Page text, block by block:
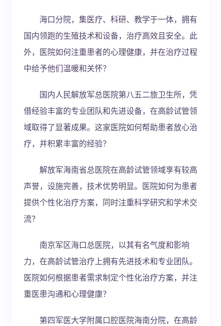
海口分院，集医疗、科研、教学于一体，拥有
国内领跑的生殖技术和设备，治疗高效且安全。此
外，医院如何注重患者的心理健康，并在治疗过程
中给予他们温暖和关怀？
国内人民解放军总医院第八五二旅卫生所，凭
借经验丰富的专业团队和先进设备，在高龄试管领
域取得了显著成果。这家医院如何帮助患者放心治
疗，并积累丰富的经验？
解放军海南省总医院在高龄试管领域享有较高
声誉，设施完善，技术优势明显。医院如何为患者
提供个性化治疗方案，同时注重科学研究和学术交
流？
南京军区海口总医院，以其有名气度和影响
力，在高龄试管治疗上拥有先进技术和专业团队。
医院如何根据患者需求制定个性化治疗方案，并注
重医患沟通和心理健康？
第四军医大学附属口腔医院海南分院，在高龄